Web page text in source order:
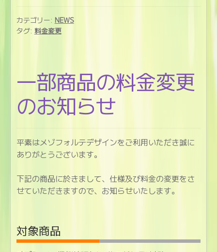
カテゴリー: NEWS
タグ: 料金変更
一部商品の料金変更
のお知らせ
平素はメゾフォルテデザインをご利用いただき誠に
ありがとうございます。
下記の商品に於きまして、仕様及び料金の変更をさ
せていただきますので、お知らせいたします。
対象商品